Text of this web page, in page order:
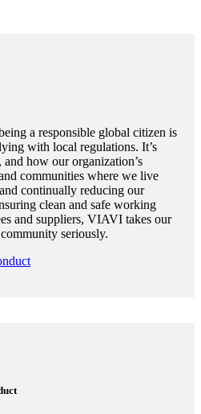
a responsible global citizen is
with local regulations. It’s
how our organization’s
communities where we live
continually reducing our
clean and safe working
and suppliers, VIAVI takes our
seriously.